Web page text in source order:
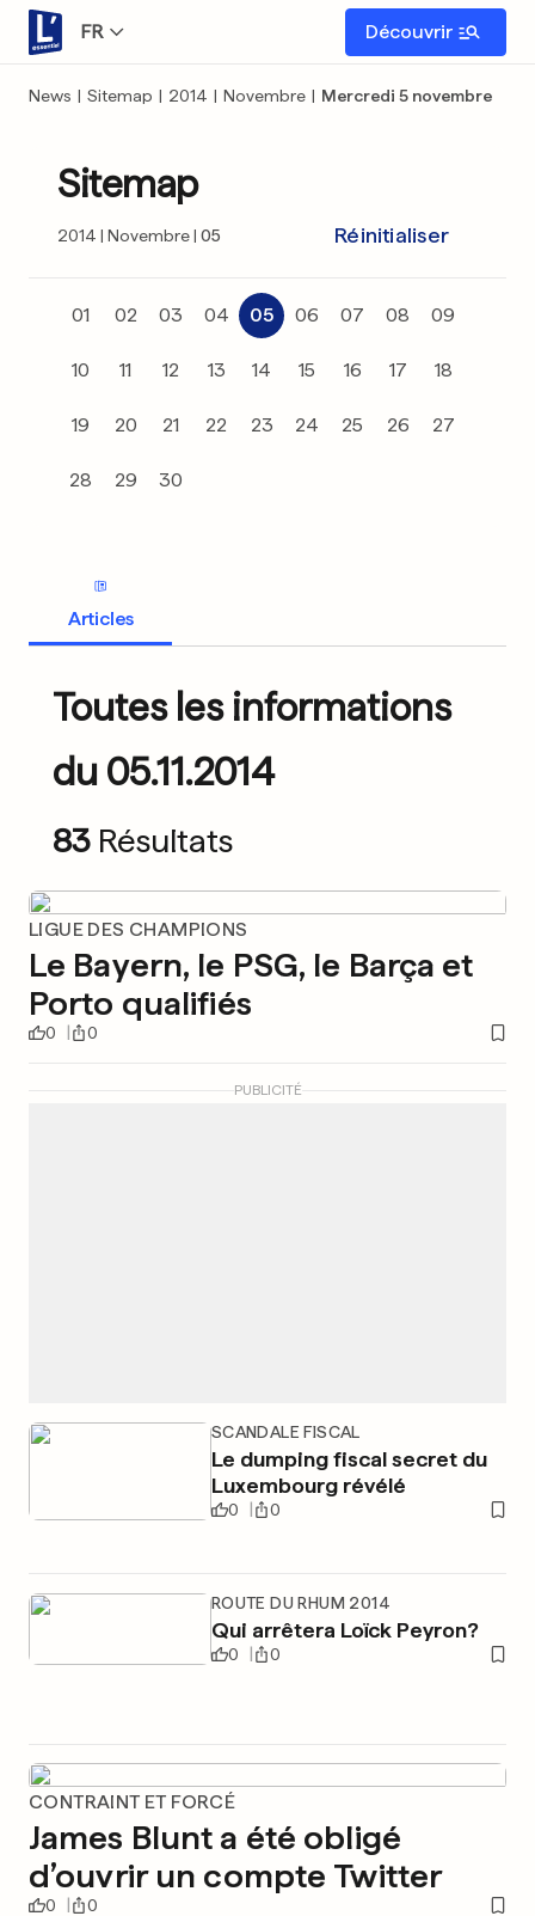
FR Découvrir
News | Sitemap | 2014 | Novembre | Mercredi 5 novembre
Sitemap
2014 Novembre 05 Réinitialiser
01 02 03 04 05 06 07 08 09
10 11 12 13 14 15 16 17 18
19 20 21 22 23 24 25 26 27
28 29 30
Articles
Toutes les informations
du 05.11.2014
83 Résultats
LIGUE DES CHAMPIONS
Le Bayern, le PSG, le Barça et
Porto qualifiés
0 0
SCANDALE FISCAL
Le dumping fiscal secret du
Luxembourg révélé
0 0
ROUTE DU RHUM 2014
Qui arrêtera Loïck Peyron?
0 0
PUBLICITÉ
CONTRAINT ET FORCÉ
James Blunt a été obligé
d’ouvrir un compte Twitter
0 0